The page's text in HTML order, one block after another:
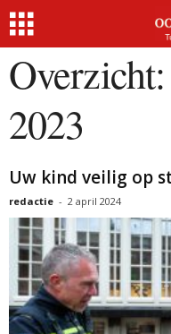
Home Dwars maart
2023
Uw kind veilig op
redactie - 2 april 2024